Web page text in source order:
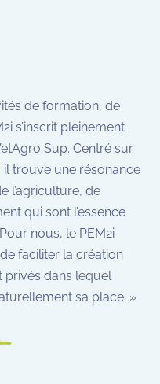
de formation, de
s’inscrit pleinement
Sup. Centré sur
trouve une résonance
l’agriculture, de
qui sont l’essence
nous, le PEM2i
faciliter la création
privés dans lequel
sa place. »